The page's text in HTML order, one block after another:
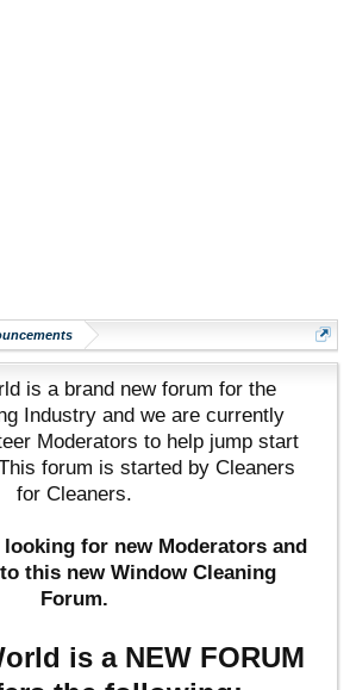
is a brand new forum for the
Industry and we are currently
Moderators to help jump start
forum is started by Cleaners
for Cleaners.
for new Moderators and
this new Window Cleaning
Forum.
is a NEW FORUM